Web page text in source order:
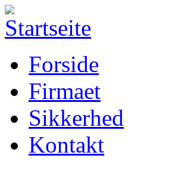
Forside
Firmaet
Sikkerhed
Kontakt